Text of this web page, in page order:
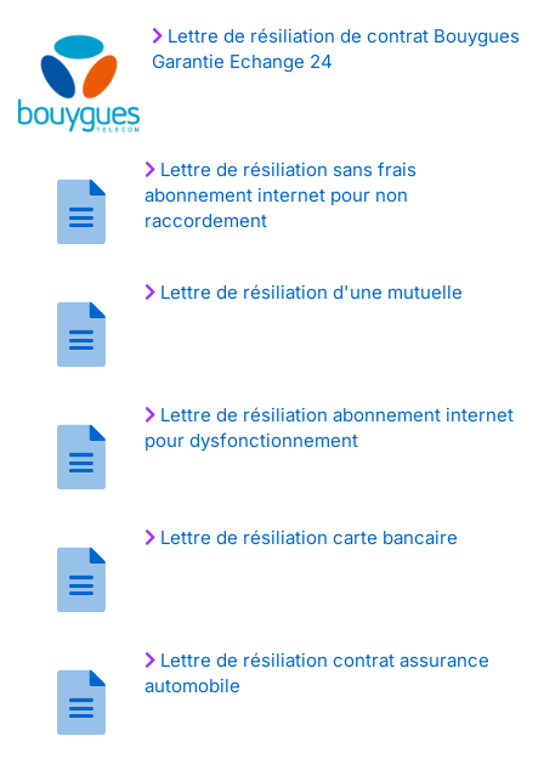
Lettre de résiliation de contrat Bouygues
Garantie Echange 24
Lettre de résiliation sans frais
abonnement internet pour non
raccordement
Lettre de résiliation d'une mutuelle
Lettre de résiliation abonnement internet
pour dysfonctionnement
Lettre de résiliation carte bancaire
Lettre de résiliation contrat assurance
automobile